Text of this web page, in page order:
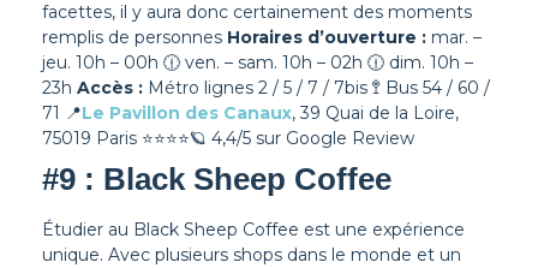
facettes, il y aura donc certainement des moments
remplis de personnes Horaires d’ouverture : mar. –
jeu. 10h – 00h 🕧 ven. – sam. 10h – 02h 🕧 dim. 10h –
23h Accès : Métro lignes 2 / 5 / 7 / 7bis 🚏 Bus 54 / 60 /
71 📍Le Pavillon des Canaux, 39 Quai de la Loire,
75019 Paris ⭐⭐⭐⭐🪐 4,4/5 sur Google Review
#9 : Black Sheep Coffee
Étudier au Black Sheep Coffee est une expérience
unique. Avec plusieurs shops dans le monde et un